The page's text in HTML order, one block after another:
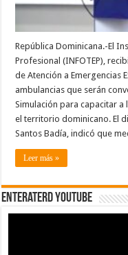
República Dominicana.-El
Profesional (INFOTEP),
de Atención a Emergencias
ambulancias que serán
Simulación para capacitar
el territorio dominicano. El
Santos Badía, indicó que
Leer más »
EnterateRD YOUTUBE